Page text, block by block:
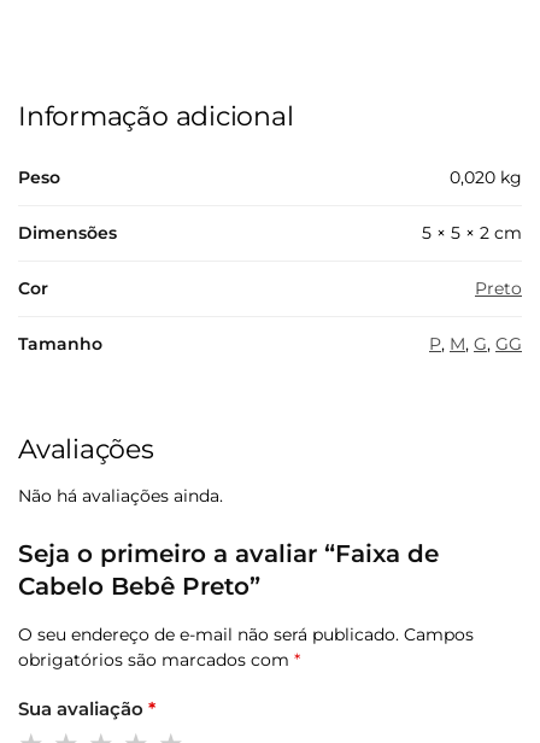
Informação adicional
Peso 0,020 kg
Dimensões 5 × 5 × 2 cm
Cor Preto
Tamanho P, M, G, GG
Avaliações
Não há avaliações ainda.
Seja o primeiro a avaliar “Faixa de
Cabelo Bebê Preto”
O seu endereço de e-mail não será publicado. Campos
obrigatórios são marcados com *
Sua avaliação *